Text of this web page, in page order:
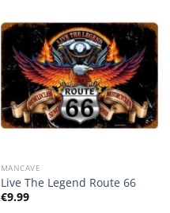
MANCAVE
Live The Legend Route 66
€9.99